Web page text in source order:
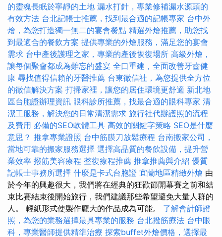
的靈魂長眠於寧靜的土地 漏水打針，專業修補漏水源頭的
有效方法 台北記帳士推薦，找到最合適的記帳專家 台中外
燴，為您打造獨一無二的宴會餐點 精選外燴推薦，助您找
到最適合的餐飲方案 提供專業的外燴服務，滿足您的宴會
需求 台中產後護理之家，專業的產後恢復場所 高級外燴，
讓每個聚會都成為難忘的盛宴 全口重建，全面改善牙齒健
康 尋找值得信賴的牙醫推薦 台東徵信社，為您提供全方位
的徵信解決方案 打掃家裡，讓您的居住環境更舒適 新北地
區台胞證辦理資訊 眼科診所推薦，找最合適的眼科專家 清
潔工服務，解決您的日常清潔需求 旅行社代辦護照的流程
及費用 必備的SEO軟體工具 高效的關鍵字策略 SEO是什麼
意思？ 推拿專業證照 台中筋膜刀放鬆療程 台南搬家公司，
當地可靠的搬家服務選擇 選擇高品質的餐飲設備，提升營
業效率 撥筋美容療程 整復療程推薦 推拿推薦與介紹 優質
記帳士事務所選擇 什麼是卡式台胞證 宜蘭地區精緻外燴 由
於今年的興趣很大，我們將在經典的狂歡節開幕賽之前和結
束比賽結束後開始旅行，我們建議那些希望避免大量人群的
人。 輕紙形式使製作龐大的作品成為可能。 了解會計師證
照，為您的業務選擇最具專業的服務 台北撥筋療法 台中眼
科，專業醫師提供精準治療 探索buffet外燴價格，選擇最